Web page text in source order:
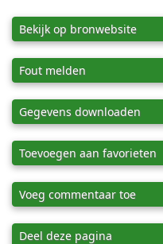
Bekijk op bronwebsite
Fout melden
Gegevens downloaden
Toevoegen aan favorieten
Voeg commentaar toe
Deel deze pagina